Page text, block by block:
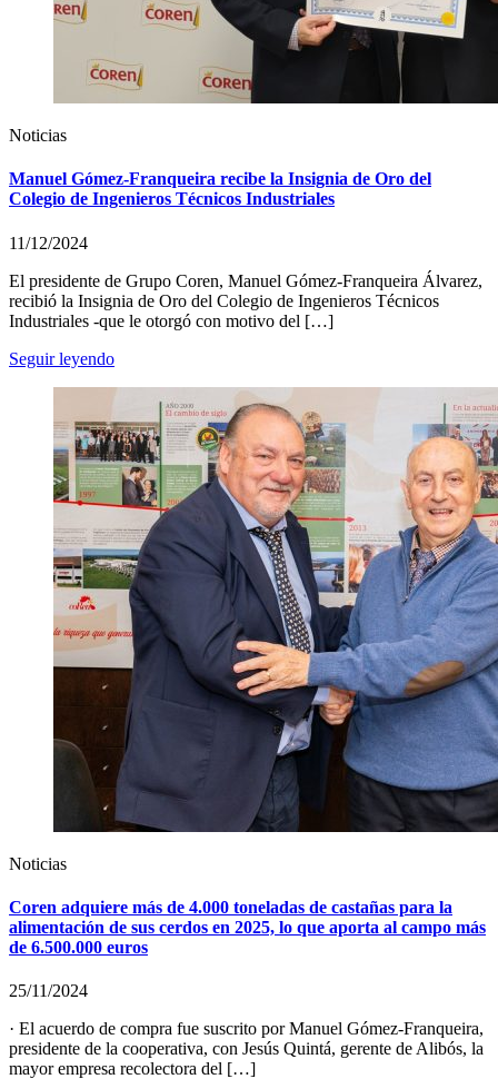
Noticias
Manuel Gómez-Franqueira recibe la Insignia de Oro del
Colegio de Ingenieros Técnicos Industriales
11/12/2024
El presidente de Grupo Coren, Manuel Gómez-Franqueira Álvarez,
recibió la Insignia de Oro del Colegio de Ingenieros Técnicos
Industriales -que le otorgó con motivo del […]
Seguir leyendo
Noticias
Coren adquiere más de 4.000 toneladas de castañas para la
alimentación de sus cerdos en 2025, lo que aporta al campo más
de 6.500.000 euros
25/11/2024
· El acuerdo de compra fue suscrito por Manuel Gómez-Franqueira,
presidente de la cooperativa, con Jesús Quintá, gerente de Alibós, la
mayor empresa recolectora del […]